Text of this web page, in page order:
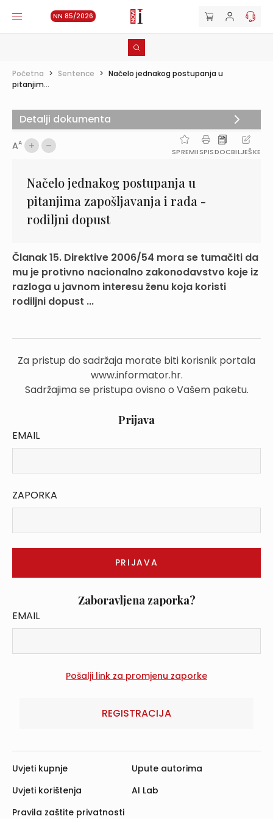
NN 85/2026
Početna > Sentence > Načelo jednakog postupanja u
pitanjim...
AA
SPREMIISPISDOCBILJEŠKE
Načelo jednakog postupanja u
pitanjima zapošljavanja i rada -
rodiljni dopust
Članak 15. Direktive 2006/54 mora se tumačiti da
mu je protivno nacionalno zakonodavstvo koje iz
razloga u javnom interesu ženu koja koristi
rodiljni dopust ...
Za pristup do sadržaja morate biti korisnik portala
www.informator.hr.
Sadržajima se pristupa ovisno o Vašem paketu.
Prijava
EMAIL
ZAPORKA
Zaboravljena zaporka?
EMAIL
REGISTRACIJA
Detalji dokumenta
Uvjeti kupnje
Uvjeti korištenja
Pravila zaštite privatnosti
Upute autorima
AI Lab